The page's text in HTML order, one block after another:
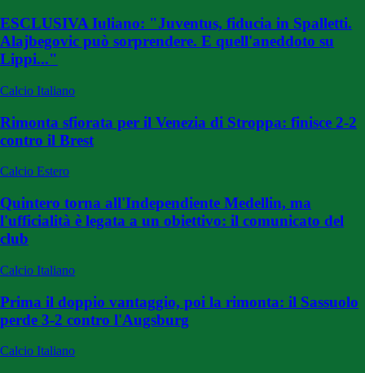
ESCLUSIVA Iuliano: "Juventus, fiducia in Spalletti.
Alajbegovic può sorprendere. E quell'aneddoto su
Lippi..."
Calcio Italiano
Rimonta sfiorata per il Venezia di Stroppa: finisce 2-2
contro il Brest
Calcio Estero
Quintero torna all'Independiente Medellin, ma
l'ufficialità è legata a un obiettivo: il comunicato del
club
Calcio Italiano
Prima il doppio vantaggio, poi la rimonta: il Sassuolo
perde 3-2 contro l'Augsburg
Calcio Italiano